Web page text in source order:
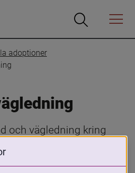
Öppna
Öppna
Menyn
adoptioner
och vägledning kring
Oavsett om du